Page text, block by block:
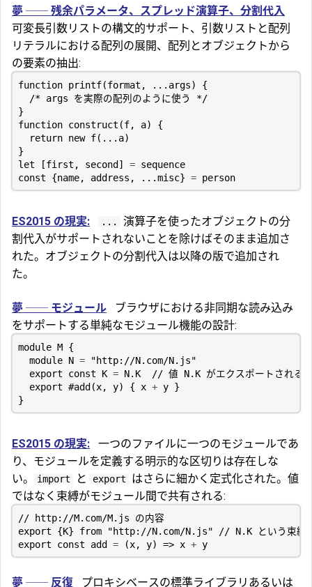
夢 ── 残余パラメータ、スプレッド演算子、分割代入
可変長引数リストの構文的サポート、引数リストと配列
リテラルにおける配列の展開、配列とオブジェクトから
の要素の抽出:
function printf(format , ... args)
{
/* args を実際の配列のように使う */
}
function construct (f, a)
{
return new f(... a)
}
let
[first , second ] = sequence
const
{name, address , ...misc} = person
ES2015 の現実: ...
演算子を使ったオブジェクトの分
割代入がサポートされないことを除けばそのまま追加さ
れた。オブジェクトの分割代入は以降の版で追加され
た。
夢 ── モジュール
ブラウザにおける非同期な読み込み
をサポートする単純なモジュール機能の設計:
module M {
module N =
"http://N.com/N.js"
export
const K = N. K
export #add (x, y) { x + y }
}
ES2015 の現実:
一つのファイルに一つのモジュールであ
り、モジュールを定義する明示的な区切りは存在しな
い。
import と export
はさらに細かく定式化された。値
ではなく束縛がモジュール間で共有される:
export
{K} from
"http://N.com/N.js"
export
const add = (x, y) => x + y
夢 ── 反復 プロキシベースの標準ライブラリあるいは